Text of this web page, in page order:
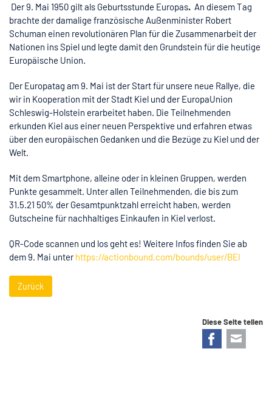
Der 9. Mai 1950 gilt als Geburtsstunde Europas. An diesem Tag
brachte der damalige französische Außenminister Robert
Schuman einen revolutionären Plan für die Zusammenarbeit der
Nationen ins Spiel und legte damit den Grundstein für die heutige
Europäische Union.
Der Europatag am 9. Mai ist der Start für unsere neue Rallye, die
wir in Kooperation mit der Stadt Kiel und der EuropaUnion
Schleswig-Holstein erarbeitet haben. Die Teilnehmenden
erkunden Kiel aus einer neuen Perspektive und erfahren etwas
über den europäischen Gedanken und die Bezüge zu Kiel und der
Welt.
Mit dem Smartphone, alleine oder in kleinen Gruppen, werden
Punkte gesammelt. Unter allen Teilnehmenden, die bis zum
31.5.21 50% der Gesamtpunktzahl erreicht haben, werden
Gutscheine für nachhaltiges Einkaufen in Kiel verlost.
QR-Code scannen und los geht es! Weitere Infos finden Sie ab
dem 9. Mai unterhttps://actionbound.com/bounds/user/BEI
Zurück
Diese Seite teilen
Facebook